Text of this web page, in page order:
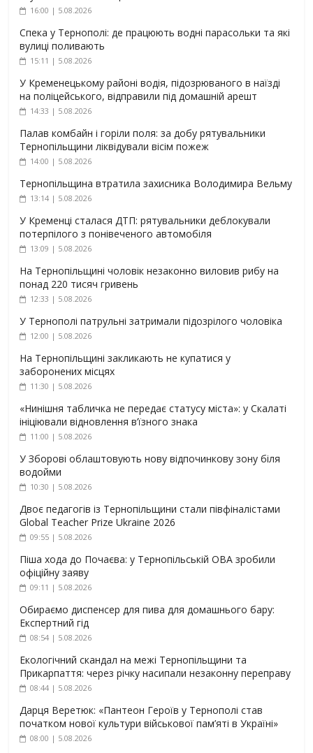
16:00 | 5.08.2026
Спека у Тернополі: де працюють водні парасольки та які
вулиці поливають
15:11 | 5.08.2026
У Кременецькому районі водія, підозрюваного в наїзді
на поліцейського, відправили під домашній арешт
14:33 | 5.08.2026
Палав комбайн і горіли поля: за добу рятувальники
Тернопільщини ліквідували вісім пожеж
14:00 | 5.08.2026
Тернопільщина втратила захисника Володимира Вельму
13:14 | 5.08.2026
У Кременці сталася ДТП: рятувальники деблокували
потерпілого з понівеченого автомобіля
13:09 | 5.08.2026
На Тернопільщині чоловік незаконно виловив рибу на
понад 220 тисяч гривень
12:33 | 5.08.2026
У Тернополі патрульні затримали підозрілого чоловіка
12:00 | 5.08.2026
На Тернопільщині закликають не купатися у
заборонених місцях
11:30 | 5.08.2026
«Нинішня табличка не передає статусу міста»: у Скалаті
ініціювали відновлення в’їзного знака
11:00 | 5.08.2026
У Зборові облаштовують нову відпочинкову зону біля
водойми
10:30 | 5.08.2026
Двоє педагогів із Тернопільщини стали півфіналістами
Global Teacher Prize Ukraine 2026
09:55 | 5.08.2026
Піша хода до Почаєва: у Тернопільській ОВА зробили
офіційну заяву
09:11 | 5.08.2026
Обираємо диспенсер для пива для домашнього бару:
Експертний гід
08:54 | 5.08.2026
Екологічний скандал на межі Тернопільщини та
Прикарпаття: через річку насипали незаконну переправу
08:44 | 5.08.2026
Дарця Веретюк: «Пантеон Героїв у Тернополі став
початком нової культури військової пам’яті в Україні»
08:00 | 5.08.2026